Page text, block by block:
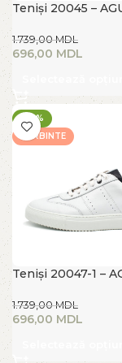
Teniși 20045 –
1.739,00MDL
696,00 MDL
-60%
FIERBINTE
Teniși 20047-1 –
1.739,00MDL
696,00 MDL